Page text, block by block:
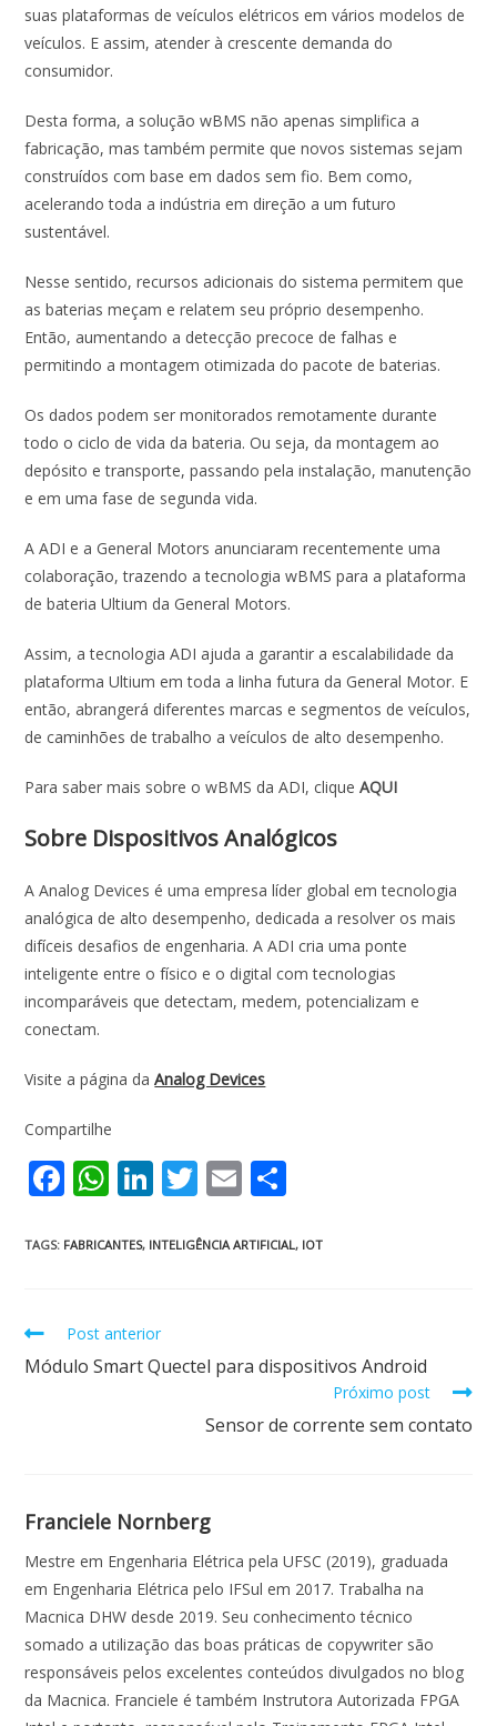
suas plataformas de veículos elétricos em vários modelos de
veículos. E assim, atender à crescente demanda do
consumidor.
Desta forma, a solução wBMS não apenas simplifica a
fabricação, mas também permite que novos sistemas sejam
construídos com base em dados sem fio. Bem como,
acelerando toda a indústria em direção a um futuro
sustentável.
Nesse sentido, recursos adicionais do sistema permitem que
as baterias meçam e relatem seu próprio desempenho.
Então, aumentando a detecção precoce de falhas e
permitindo a montagem otimizada do pacote de baterias.
Os dados podem ser monitorados remotamente durante
todo o ciclo de vida da bateria. Ou seja, da montagem ao
depósito e transporte, passando pela instalação, manutenção
e em uma fase de segunda vida.
A ADI e a General Motors anunciaram recentemente uma
colaboração, trazendo a tecnologia wBMS para a plataforma
de bateria Ultium da General Motors.
Assim, a tecnologia ADI ajuda a garantir a escalabilidade da
plataforma Ultium em toda a linha futura da General Motor. E
então, abrangerá diferentes marcas e segmentos de veículos,
de caminhões de trabalho a veículos de alto desempenho.
Para saber mais sobre o wBMS da ADI, cliqueAQUI
Sobre Dispositivos Analógicos
A Analog Devices é uma empresa líder global em tecnologia
analógica de alto desempenho, dedicada a resolver os mais
difíceis desafios de engenharia. A ADI cria uma ponte
inteligente entre o físico e o digital com tecnologias
incomparáveis ​​que detectam, medem, potencializam e
conectam.
Visite a página daAnalog Devices
Compartilhe
F
e
o
o
W
at
A
p
Li
k
dI
n
T
itt
E
ai ar
TAGS: FABRICANTES, INTELIGÊNCIA ARTIFICIAL, IOT
Post anterior
Módulo Smart Quectel para dispositivos Android
Próximo post
Sensor de corrente sem contato
Franciele Nornberg
Mestre em Engenharia Elétrica pela UFSC (2019), graduada
em Engenharia Elétrica pelo IFSul em 2017. Trabalha na
Macnica DHW desde 2019. Seu conhecimento técnico
somado a utilização das boas práticas de copywriter são
responsáveis pelos excelentes conteúdos divulgados no blog
da Macnica. Franciele é também Instrutora Autorizada FPGA